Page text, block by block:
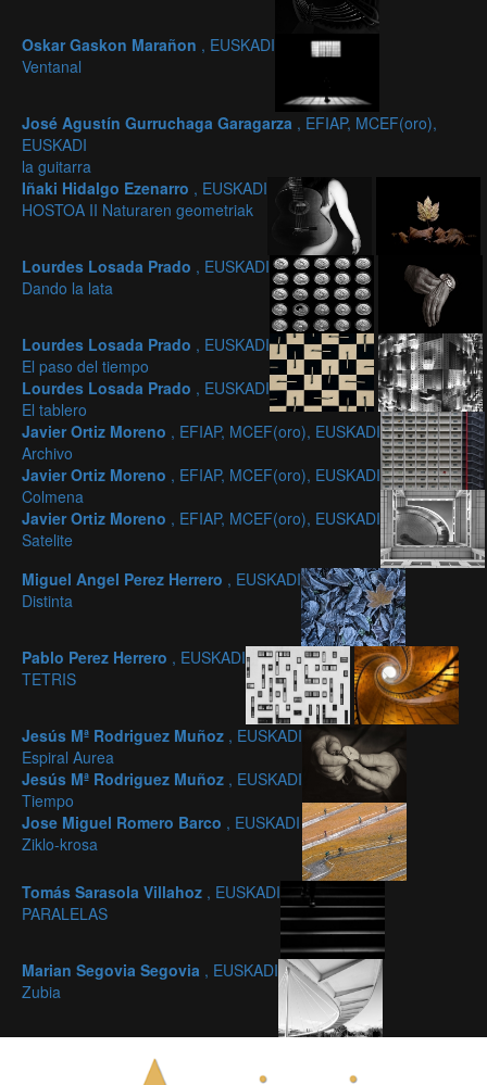
Oskar Gaskon Marañon , EUSKADI
Ventanal
José Agustín Gurruchaga Garagarza , EFIAP, MCEF(oro),
EUSKADI
la guitarra
Iñaki Hidalgo Ezenarro , EUSKADI
HOSTOA II Naturaren geometriak
Lourdes Losada Prado , EUSKADI
Dando la lata
Lourdes Losada Prado , EUSKADI
El paso del tiempo
Lourdes Losada Prado , EUSKADI
El tablero
Javier Ortiz Moreno , EFIAP, MCEF(oro), EUSKADI
Archivo
Javier Ortiz Moreno , EFIAP, MCEF(oro), EUSKADI
Colmena
Javier Ortiz Moreno , EFIAP, MCEF(oro), EUSKADI
Satelite
Miguel Angel Perez Herrero , EUSKADI
Distinta
Pablo Perez Herrero , EUSKADI
TETRIS
Jesús Mª Rodriguez Muñoz , EUSKADI
Espiral Aurea
Jesús Mª Rodriguez Muñoz , EUSKADI
Tiempo
Jose Miguel Romero Barco , EUSKADI
Ziklo-krosa
Tomás Sarasola Villahoz , EUSKADI
PARALELAS
Marian Segovia Segovia , EUSKADI
Zubia